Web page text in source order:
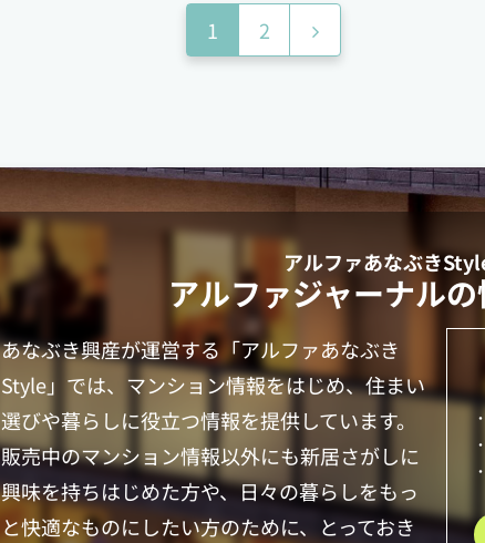
1 2
次
アルファあなぶき
アルファジャーナル
あなぶき興産が運営する「アルファあなぶき
Style」では、マンション情報をはじめ、住まい
選びや暮らしに役立つ情報を提供しています。
販売中のマンション情報以外にも新居さがしに
興味を持ちはじめた方や、日々の暮らしをもっ
と快適なものにしたい方のために、とっておき